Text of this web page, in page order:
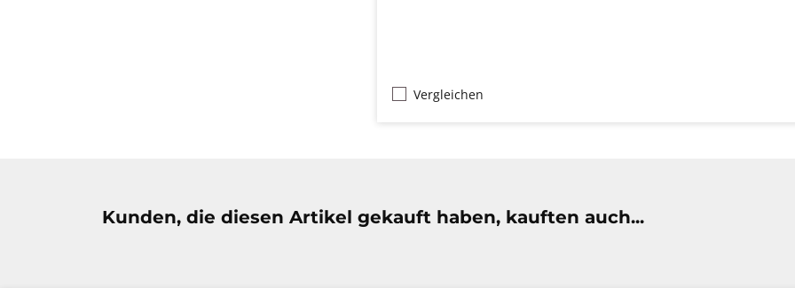
Vergleichen
Kunden, die diesen Artikel gekauft haben, kauften auch...